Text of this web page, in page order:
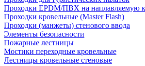
Проходки EPDM/ПВХ на наплавляемую
Проходки кровельные (Master Flash)
Проходки (манжеты) стенового ввода
Элементы безопасности
Пожарные лестницы
Мостики переходные кровельные
Лестницы кровельные стеновые